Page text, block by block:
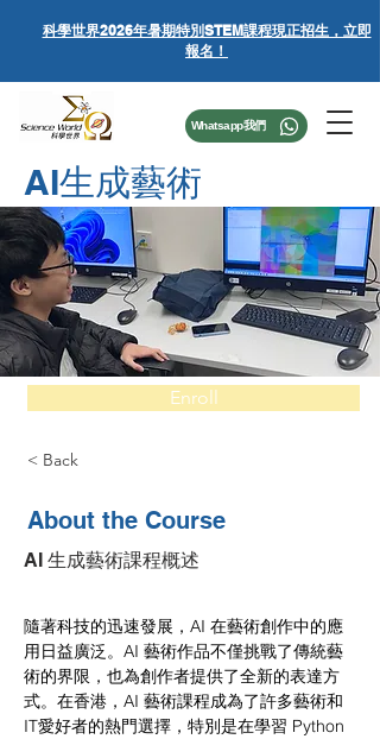
科學世界2026年暑期特別STEM課程現正招生，立即
報名！
Whatsapp我們
AI生成藝術
Enroll
< Back
About the Course
AI 生成藝術課程概述
隨著科技的迅速發展，AI 在藝術創作中的應
用日益廣泛。AI 藝術作品不僅挑戰了傳統藝
術的界限，也為創作者提供了全新的表達方
式。在香港，AI 藝術課程成為了許多藝術和
IT愛好者的熱門選擇，特別是在學習 Python